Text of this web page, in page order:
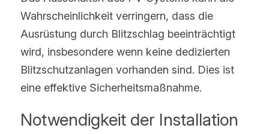
Wahrscheinlichkeit verringern, dass die
Ausrüstung durch Blitzschlag beeinträchtigt
wird, insbesondere wenn keine dedizierten
Blitzschutzanlagen vorhanden sind. Dies ist
eine effektive Sicherheitsmaßnahme.
Notwendigkeit der Installation